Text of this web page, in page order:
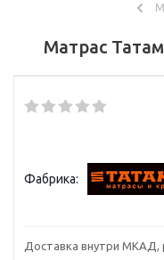
Матрас
Фабрика:
Доставка внутри МКАД,